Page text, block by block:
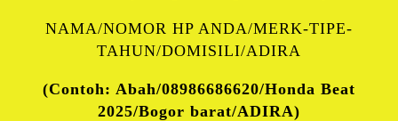
NAMA/NOMOR HP ANDA/MERK-TIPE-
TAHUN/DOMISILI/ADIRA
(Contoh: Abah/08986686620/Honda Beat
2025/Bogor barat/ADIRA)